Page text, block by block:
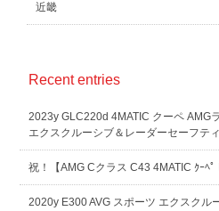
近畿
Recent entries
2023y GLC220d 4MATIC クーペ AMG
エクスクルーシブ＆レーダーセーフテ
祝！【AMG Cクラス C43 4MATIC ｸｰﾍﾟ
2020y E300 AVG スポーツ エクスクル